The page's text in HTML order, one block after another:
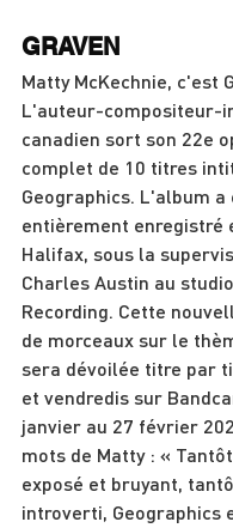
GRAVEN
Matty McKechnie, c'est
L'auteur-compositeur-
canadien sort son 22e
complet de 10 titres
Geographics. L'album a
entièrement enregistré
Halifax, sous la
Charles Austin au
Recording. Cette
de morceaux sur le
sera dévoilée titre par
et vendredis sur
janvier au 27 février
mots de Matty : «
exposé et bruyant,
introverti, Geographics